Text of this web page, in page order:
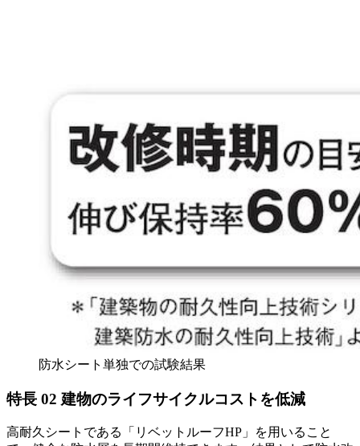
防水シート単独での試験結果
特長 02 建物のライフサイクルコストを低減
高耐久シートである「リベットルーフHP」を用いること